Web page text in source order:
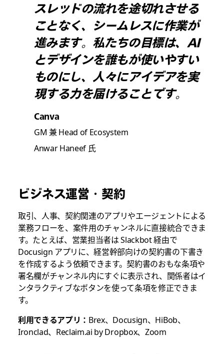
スレッドの流れを途切れさせる
ことなく、シームレスに作業が
進みます。私たちの目標は、AI
とデザインを誰もが使いやすい
ものにし、人々にアイデアを実
現する力を届けることです。
Canva
GM 兼 Head of Ecosystem
Anwar Haneef 氏
ビジネス運営・契約
取引、人事、契約関連のアプリやエージェントによる
業務フローを、案件用のチャンネルに直接統合できま
す。たとえば、営業担当者は Slackbot 経由で
Docusign アプリに、経営幹部向けの契約書の下書き
を作成するよう依頼できます。契約書のおもな条項や
署名欄がチャンネル内にすぐに表示され、関係者はイ
ンタラクティブなボタンを使って条項を修正できま
す。
利用できるアプリ： Brex、Docusign、HiBob、
Ironclad、Reclaim.ai by Dropbox、Zoom